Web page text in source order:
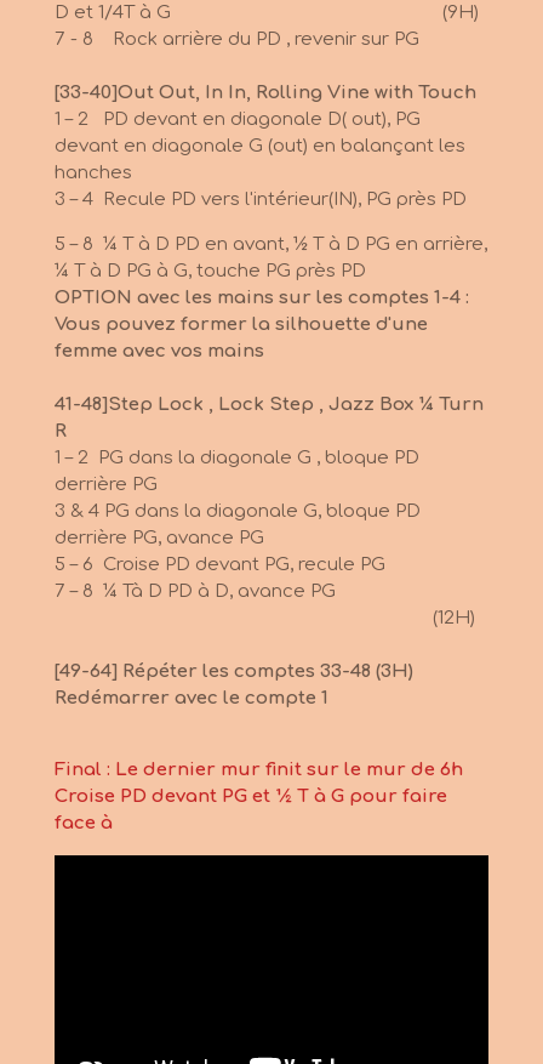
D et 1/4T à G (9H)
7 - 8 Rock arrière du PD , revenir sur PG
[33-40]Out Out, In In, Rolling Vine with Touch
1 – 2 PD devant en diagonale D( out), PG
devant en diagonale G (out) en balançant les
hanches
3 – 4 Recule PD vers l'intérieur(IN), PG près PD
5 – 8 ¼ T à D PD en avant, ½ T à D PG en arrière,
¼ T à D PG à G, touche PG près PD
OPTION avec les mains sur les comptes 1-4 :
Vous pouvez former la silhouette d'une
femme avec vos mains
41-48]Step Lock , Lock Step , Jazz Box ¼ Turn
R
1 – 2 PG dans la diagonale G , bloque PD
derrière PG
3 & 4 PG dans la diagonale G, bloque PD
derrière PG, avance PG
5 – 6 Croise PD devant PG, recule PG
7 – 8 ¼ Tà D PD à D, avance PG
(12H)
[49-64] Répéter les comptes 33-48 (3H)
Redémarrer avec le compte 1
Final : Le dernier mur finit sur le mur de 6h
Croise PD devant PG et ½ T à G pour faire
face à